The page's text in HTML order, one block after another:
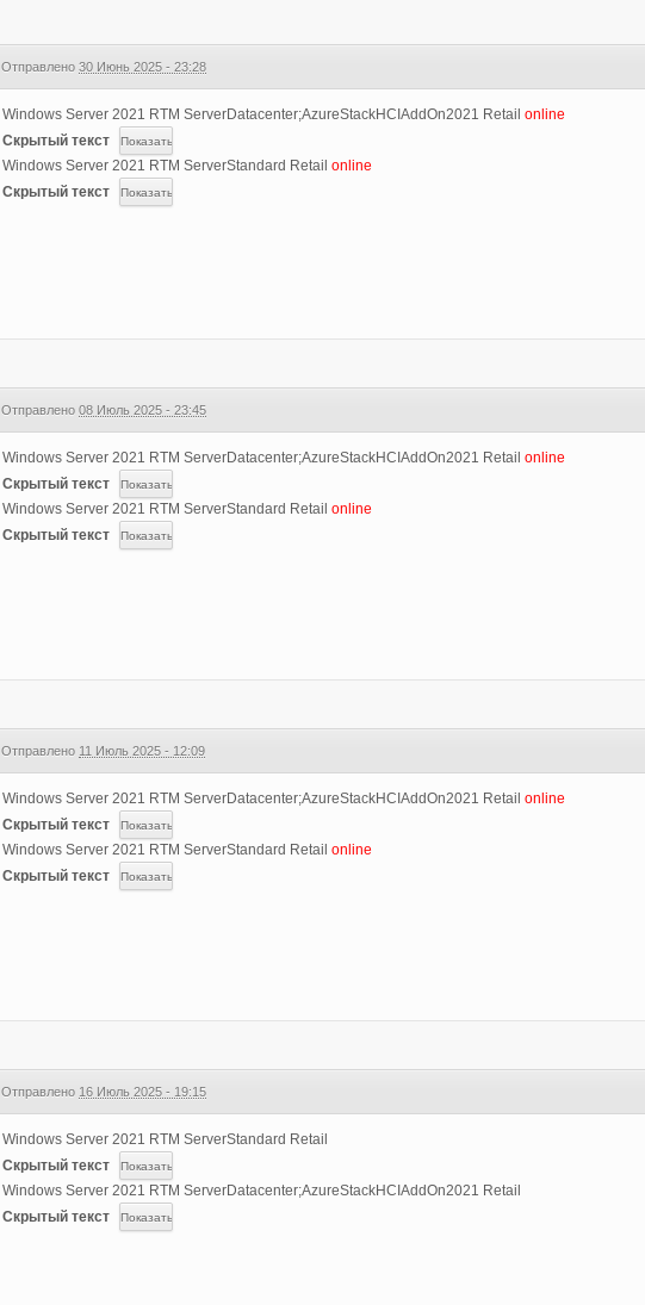
Отправлено30 Июнь 2025 - 23:28
Windows Server 2021 RTM ServerDatacenter;AzureStackHCIAddOn2021 Retailonline
Скрытый текст
Windows Server 2021 RTM ServerStandard Retailonline
Скрытый текст
Отправлено08 Июль 2025 - 23:45
Windows Server 2021 RTM ServerDatacenter;AzureStackHCIAddOn2021 Retailonline
Скрытый текст
Windows Server 2021 RTM ServerStandard Retailonline
Скрытый текст
Отправлено 11 Июль 2025 - 12:09
Windows Server 2021 RTM ServerDatacenter;AzureStackHCIAddOn2021 Retailonline
Скрытый текст
Windows Server 2021 RTM ServerStandard Retailonline
Скрытый текст
Отправлено 16 Июль 2025 - 19:15
Windows Server 2021 RTM ServerStandard Retail
Скрытый текст
Windows Server 2021 RTM ServerDatacenter;AzureStackHCIAddOn2021 Retail
Скрытый текст